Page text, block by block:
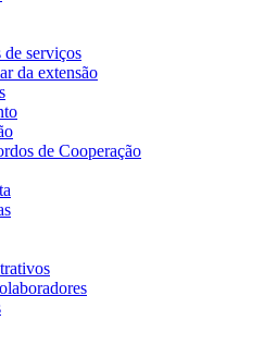
de serviços
da extensão
de Cooperação